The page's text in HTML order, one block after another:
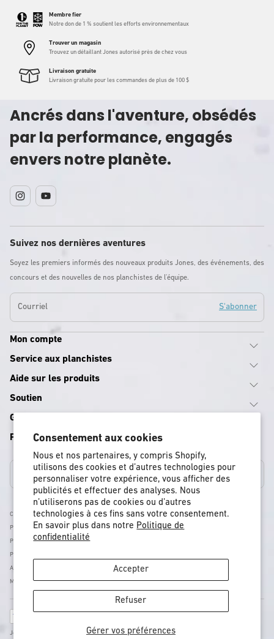
Consentement aux cookies
Nous et nos partenaires, y compris Shopify,
utilisons des cookies et d’autres technologies pour
personnaliser votre expérience, vous afficher des
publicités et effectuer des analyses. Nous
n’utiliserons pas de cookies ou d’autres
technologies à ces fins sans votre consentement.
En savoir plus dans notre Politique de
confidentialité
Gérer vos préférences
Accepter
Refuser
Membre fier
Notre don de 1 % soutient les efforts environnementaux
Trouver un magasin
Trouvez un détaillant Jones autorisé près de chez vous
Livraison gratuite
Livraison gratuite pour les commandes de plus de 100 $
Ancrés dans l'aventure, obsédés
par la performance, engagés
envers notre planète.
InstagramYouTube
Suivez nos dernières aventures
Soyez les premiers informés des nouveaux produits Jones, des événements, des
concours et des nouvelles de nos planchistes de l'équipe.
Courriel
S'abonner
Mon compte
Service aux planchistes
Aide sur les produits
Soutien
Guides d'équipement
Programmes
Conditions Générales
Politique D'expédition
Politique De Retour Et De Remboursement
Politique De Confidentialité
Accessibilité
Mentions Légales
Moyens
de
Jones - Nidecker US Inc, 11253 Brockway Rd Suite E202 , CA, Truckee, États-Unis